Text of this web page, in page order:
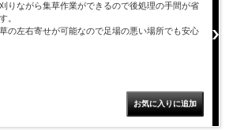
りながら集草作業ができるので後処理の手間が省
。
の左右寄せが可能なので足場の悪い場所でも安心